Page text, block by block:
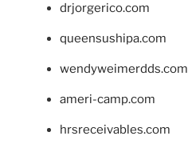
drjorgerico.com
queensushipa.com
wendyweimerdds.com
ameri-camp.com
hrsreceivables.com